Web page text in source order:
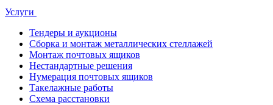
Услуги
Тендеры и аукционы
Сборка и монтаж металлических стеллажей
Монтаж почтовых ящиков
Нестандартные решения
Нумерация почтовых ящиков
Такелажные работы
Схема расстановки